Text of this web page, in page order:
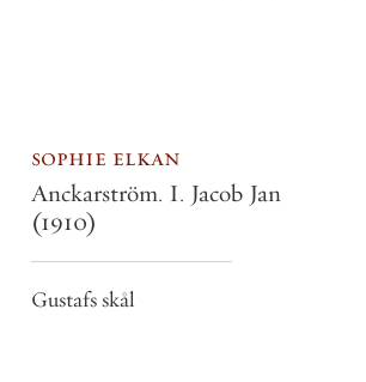
sophie elkan
Anckarström. I. Jacob Jan
(1910)
Gustafs skål